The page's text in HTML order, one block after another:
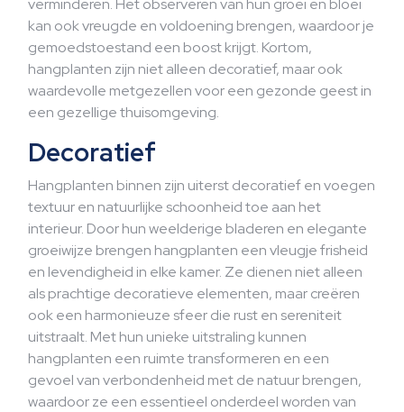
verminderen. Het observeren van hun groei en bloei
kan ook vreugde en voldoening brengen, waardoor je
gemoedstoestand een boost krijgt. Kortom,
hangplanten zijn niet alleen decoratief, maar ook
waardevolle metgezellen voor een gezonde geest in
een gezellige thuisomgeving.
Decoratief
Hangplanten binnen zijn uiterst decoratief en voegen
textuur en natuurlijke schoonheid toe aan het
interieur. Door hun weelderige bladeren en elegante
groeiwijze brengen hangplanten een vleugje frisheid
en levendigheid in elke kamer. Ze dienen niet alleen
als prachtige decoratieve elementen, maar creëren
ook een harmonieuze sfeer die rust en sereniteit
uitstraalt. Met hun unieke uitstraling kunnen
hangplanten een ruimte transformeren en een
gevoel van verbondenheid met de natuur brengen,
waardoor ze een essentieel onderdeel worden van